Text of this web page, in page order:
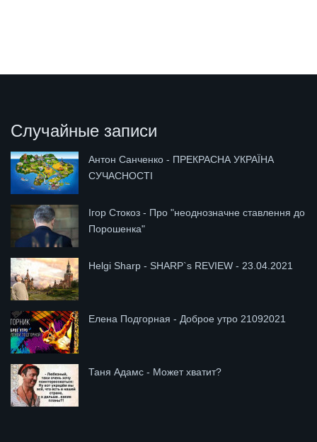
Случайные записи
Антон Санченко - ПРЕКРАСНА УКРАЇНА
СУЧАСНОСТІ
Ігор Стокоз - Про "неоднозначне ставлення до
Порошенка"
Helgi Sharp - SHARP`s REVIEW - 23.04.2021
Елена Подгорная - Доброе утро 21092021
Таня Адамс - Может хватит?